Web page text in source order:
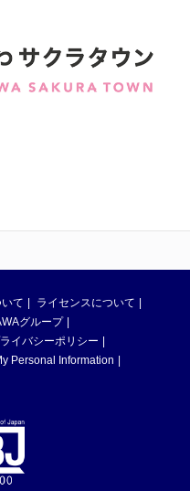
て
ライセンスについて
グループ
イバシーポリシー
Personal Information